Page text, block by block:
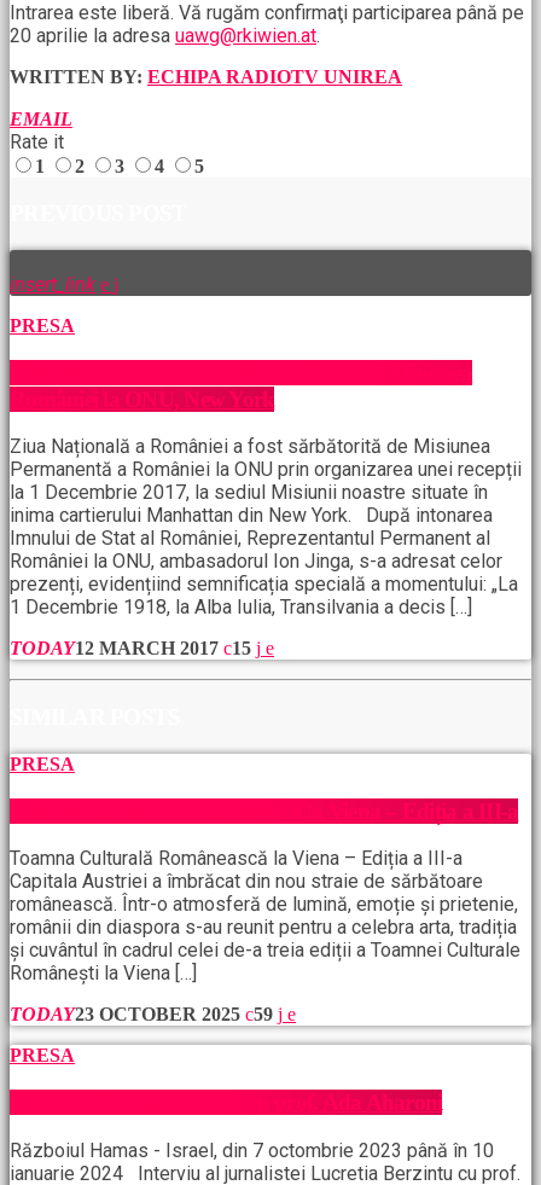
Intrarea este liberă. Vă rugăm confirmaţi participarea până pe
20 aprilie la adresa uawg@rkiwien.at.
WRITTEN BY: ECHIPA RADIOTV UNIREA
EMAIL
Rate it
1 2 3 4 5
insert_link
PRESA
României la ONU, New York
Ziua Națională a României a fost sărbătorită de Misiunea
Permanentă a României la ONU prin organizarea unei recepții
la 1 Decembrie 2017, la sediul Misiunii noastre situate în
inima cartierului Manhattan din New York. După intonarea
Imnului de Stat al României, Reprezentantul Permanent al
României la ONU, ambasadorul Ion Jinga, s-a adresat celor
prezenți, evidențiind semnificația specială a momentului: „La
1 Decembrie 1918, la Alba Iulia, Transilvania a decis […]
TODAY12 MARCH 2017 15
PRESA
Toamna Culturală Românească la Viena – Ediția a III-a
Toamna Culturală Românească la Viena – Ediția a III-a
Capitala Austriei a îmbrăcat din nou straie de sărbătoare
românească. Într-o atmosferă de lumină, emoție și prietenie,
românii din diaspora s-au reunit pentru a celebra arta, tradiția
și cuvântul în cadrul celei de-a treia ediții a Toamnei Culturale
Românești la Viena […]
TODAY23 OCTOBER 2025
59
PRESA
Războiul Hamas, interviu cu prof. Ada Aharoni
Războiul Hamas - Israel, din 7 octombrie 2023 până în 10
ianuarie 2024 Interviu al jurnalistei Lucretia Berzintu cu prof.